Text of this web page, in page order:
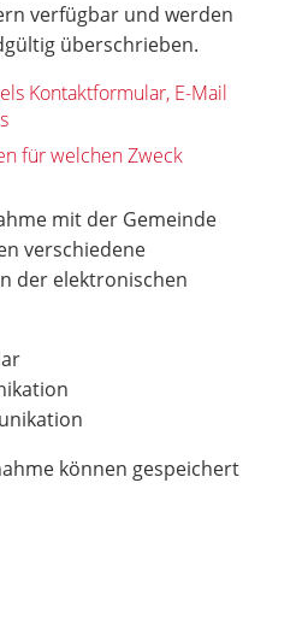
verfügbar und werden
überschrieben.
Kontaktformular, E-Mail
für welchen Zweck
mit der Gemeinde
verschiedene
der elektronischen
können gespeichert